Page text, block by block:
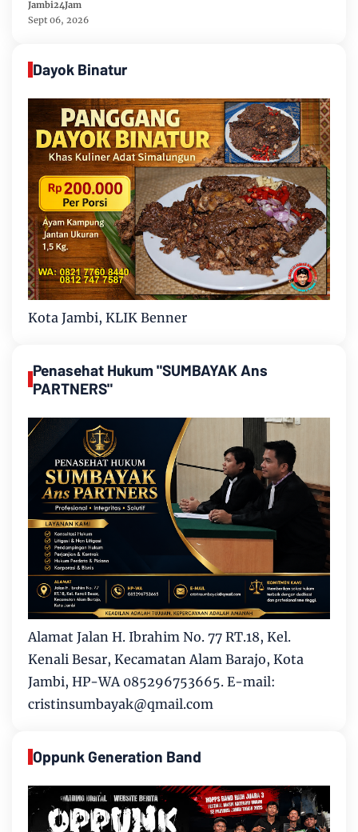
Jambi24Jam
Sept 06, 2026
Dayok Binatur
Kota Jambi, KLIK Benner
Penasehat Hukum "SUMBAYAK Ans
PARTNERS"
Alamat Jalan H. Ibrahim No. 77 RT.18, Kel.
Kenali Besar, Kecamatan Alam Barajo, Kota
Jambi, HP-WA 085296753665. E-mail:
cristinsumbayak@qmail.com
Oppunk Generation Band